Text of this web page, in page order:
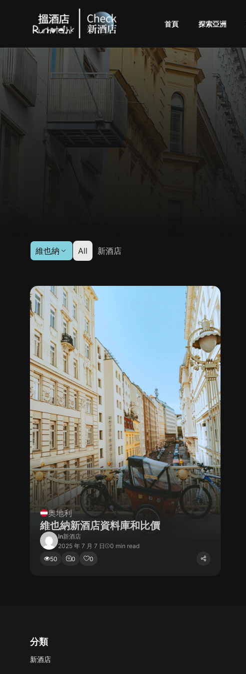
Check
店
Runhotel)
首頁 探索亞洲
維也納 All 新酒店
奥地利
維也納新酒店資料庫和比價
In新酒店
2025 年 7 月 7 日
0 min read
50
0 0
分類
新酒店